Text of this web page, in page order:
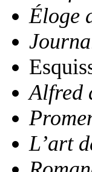
Éloge
Alfred
L’art